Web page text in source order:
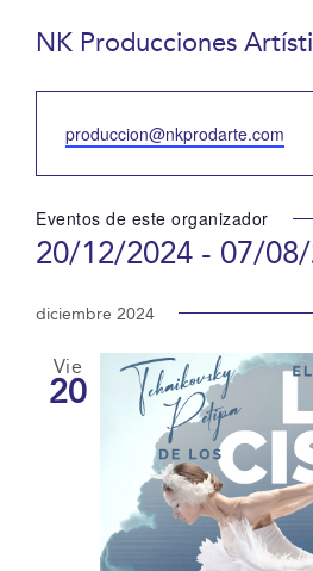
NK Producciones
Email
produccion@nkprodarte.com
Eventos de este organizador
20/12/2024 - 07/
la
fecha.
diciembre 2024
Vie
20